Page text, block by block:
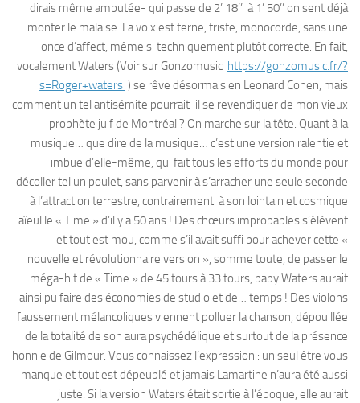
dirais même amputée- qui passe de 2’ 18’’ à 1’ 50’’ on sent déjà
monter le malaise. La voix est terne, triste, monocorde, sans une
once d’affect, même si techniquement plutôt correcte. En fait,
vocalement Waters (Voir sur Gonzomusic https://gonzomusic.fr/?
s=Roger+waters ) se rêve désormais en Leonard Cohen, mais
comment un tel antisémite pourrait-il se revendiquer de mon vieux
prophète juif de Montréal ? On marche sur la tête. Quant à la
musique… que dire de la musique… c’est une version ralentie et
imbue d’elle-même, qui fait tous les efforts du monde pour
décoller tel un poulet, sans parvenir à s’arracher une seule seconde
à l’attraction terrestre, contrairement à son lointain et cosmique
aïeul le « Time » d’il y a 50 ans ! Des chœurs improbables s’élèvent
et tout est mou, comme s’il avait suffi pour achever cette «
nouvelle et révolutionnaire version », somme toute, de passer le
méga-hit de « Time » de 45 tours à 33 tours, papy Waters aurait
ainsi pu faire des économies de studio et de… temps ! Des violons
faussement mélancoliques viennent polluer la chanson, dépouillée
de la totalité de son aura psychédélique et surtout de la présence
honnie de Gilmour. Vous connaissez l’expression : un seul être vous
manque et tout est dépeuplé et jamais Lamartine n’aura été aussi
juste. Si la version Waters était sortie à l’époque, elle aurait